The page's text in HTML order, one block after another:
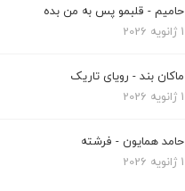
حامیم - قلبمو پس به من بده
1 ژانویه 2026
ماکان بند - رویای تاریک
1 ژانویه 2026
حامد همایون - فرشته
1 ژانویه 2026